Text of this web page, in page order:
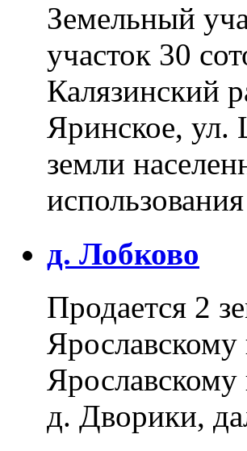
Земельный
участок 30
Калязинский
Яринское, ул.
земли
д. Лобково
Продается 2
д. Дворики,